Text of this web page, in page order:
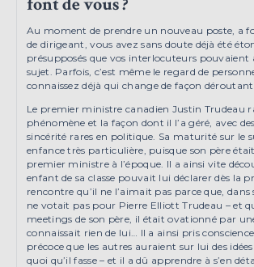
Au moment de prendre un nouveau poste, a
de dirigeant, vous avez sans doute déjà été
présupposés que vos interlocuteurs pouvaient
sujet. Parfois, c’est même le regard de
connaissez déjà qui change de façon
Le premier ministre canadien Justin Trudeau
phénomène et la façon dont il l’a géré, avec
sincérité rares en politique. Sa maturité sur le
enfance très particulière, puisque son père
premier ministre à l’époque. Il a ainsi vite
enfant de sa classe pouvait lui déclarer dès la
rencontre qu’il ne l’aimait pas parce que, dans
ne votait pas pour Pierre Elliott Trudeau – et
meetings de son père, il était ovationné par
connaissait rien de lui… Il a ainsi pris
précoce que les autres auraient sur lui des
quoi qu’il fasse – et il a dû apprendre à s’en